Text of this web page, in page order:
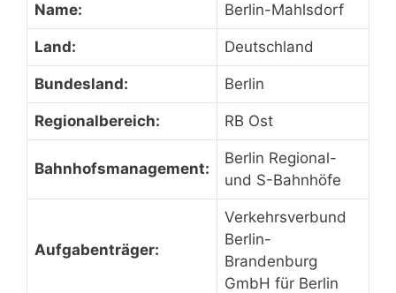
Name: Berlin-Mahlsdorf
Land: Deutschland
Bundesland: Berlin
Regionalbereich: RB Ost
Bahnhofsmanagement:
Berlin Regional-
und S-Bahnhöfe
Aufgabenträger:
Verkehrsverbund
Berlin-
Brandenburg
GmbH für Berlin